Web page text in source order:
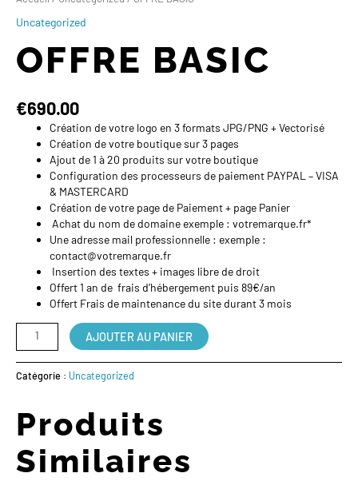
Uncategorized
OFFRE BASIC
€690.00
Création de votre logo en 3 formats JPG/PNG + Vectorisé
Création de votre boutique sur 3 pages
Ajout de 1 à 20 produits sur votre boutique
Configuration des processeurs de paiement PAYPAL – VISA
& MASTERCARD
Création de votre page de Paiement + page Panier
Achat du nom de domaine exemple : votremarque.fr*
Une adresse mail professionnelle : exemple :
contact@votremarque.fr
Insertion des textes + images libre de droit
Offert 1 an de frais d’hébergement puis 89€/an
Offert Frais de maintenance du site durant 3 mois
AJOUTER AU PANIER
Catégorie : Uncategorized
Produits
Similaires